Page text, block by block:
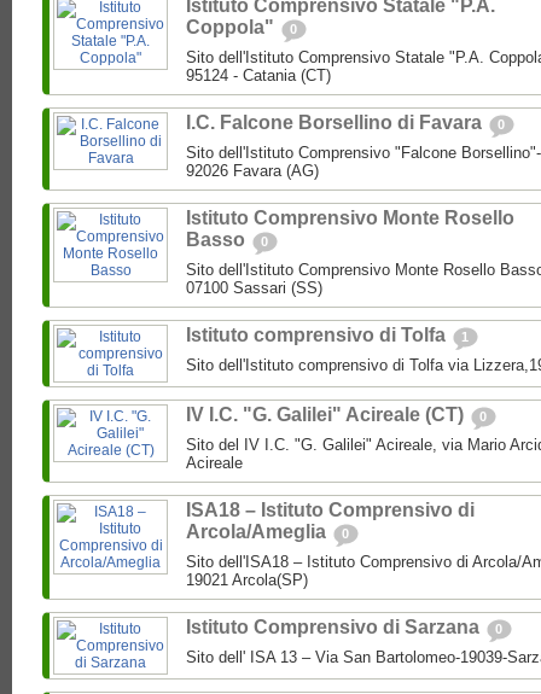
Istituto Comprensivo Statale "P.A.
Coppola"
0
Sito dell'Istituto Comprensivo Statale "P.A.
95124 - Catania (CT)
I.C. Falcone Borsellino di Favara 0
Sito dell'Istituto Comprensivo "Falcone
92026 Favara (AG)
Istituto Comprensivo Monte Rosello
Basso
0
Sito dell'Istituto Comprensivo Monte Rosello
07100 Sassari (SS)
Istituto comprensivo di Tolfa 1
Sito dell'Istituto comprensivo di Tolfa via
IV I.C. "G. Galilei" Acireale (CT) 0
Sito del IV I.C. "G. Galilei" Acireale, via Mario
Acireale
ISA18 – Istituto Comprensivo di
Arcola/Ameglia
0
Sito dell'ISA18 – Istituto Comprensivo di Arcola/
19021 Arcola(SP)
Istituto Comprensivo di Sarzana 0
Sito dell' ISA 13 – Via San Bartolomeo-19039-